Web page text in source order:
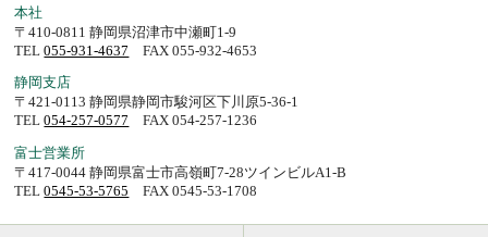
本社
〒410-0811 静岡県沼津市中瀬町1-9
TEL055-931-4637 FAX 055-932-4653
静岡支店
〒421-0113 静岡県静岡市駿河区下川原5-36-1
TEL054-257-0577 FAX 054-257-1236
富士営業所
〒417-0044 静岡県富士市高嶺町7-28ツインビルA1-B
TEL0545-53-5765 FAX 0545-53-1708